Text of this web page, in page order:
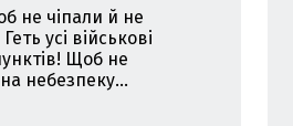
не чіпали й не
усі військові
Щоб не
небезпеку...